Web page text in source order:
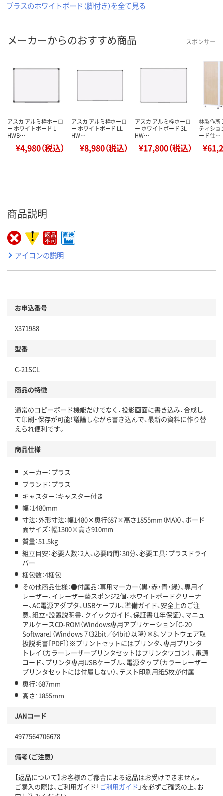
プラスのホワイトボード（脚付き）を全て見る
メーカーからのおすすめ商品 スポンサー
アスカ アルミ枠ホーロ
ー ホワイトボード L
HWB…
¥4,980（税込）
アスカ アルミ枠ホーロ
ー ホワイトボード LL
HW…
¥8,980（税込）
アスカ アルミ枠ホーロ
ー ホワイトボード 3L
HW…
¥17,800（税込）
林製作所
ティショ
ード仕…
商品説明
アイコンの説明
お申込番号
X371988
型番
C-21SCL
商品の特徴
通常のコピーボード機能だけでなく、投影画面に書き込み、合成し
て印刷・保存が可能！議論しながら書き込んで、最新の資料に作り替
えられ便利です。
商品仕様
メーカー：プラス
ブランド：プラス
キャスター：キャスター付き
幅：1480mm
寸法：外形寸法：幅1480×奥行687×高さ1855mm（MAX）、ボード
面サイズ：幅1300×高さ910mm
質量：51.5kg
組立目安：必要人数：2人、必要時間：30分、必要工具：プラスドライ
バー
梱包数：4梱包
その他商品仕様：●付属品：専用マーカー（黒・赤・青・緑）、専用イ
レーザー、イレーザー替スポンジ2個、ホワイトボードクリーナ
ー、AC電源アダプタ、USBケーブル、準備ガイド、安全上のご注
意、組立・設置説明書、クイックガイド、保証書（1年保証）、マニュ
アルケースCD-ROM（Windows専用アプリケーション［C-20
Software］（Windows 7（32bit／64bit）以降）※8、ソフトウェア取
扱説明書［PDF］）※プリントセットにはプリンタ、専用プリンタ
トレイ（カラーレーザープリンタセットはプリンタワゴン） 、電源
コード、プリンタ専用USBケーブル、電源タップ（カラーレーザー
プリンタセットには付属しない）、テスト印刷用紙5枚が付属
奥行：687mm
高さ：1855mm
JANコード
4977564706678
備考（ご注意）
【返品について】お客様のご都合による返品はお受けできません。
ご購入の際は、ご利用ガイド「ご利用ガイド 」を必ずご確認の上、お